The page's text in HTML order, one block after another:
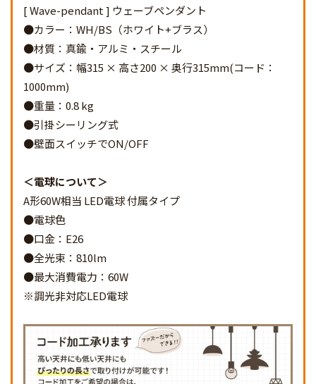
[ Wave-pendant ] ウェーブペンダント
●カラー：WH/BS（ホワイト+ブラス）
●材質：真鍮・アルミ・スチール
●サイズ：幅315 × 高さ200 × 奥行315mm(コード：
1000mm)
●重量：0.8 kg
●引掛シーリング式
●壁面スイッチでON/OFF
電球について
A形60W相当 LED電球 付属タイプ
●電球色
●口金：E26
●全光束：810lm
●最大消費電力：60W
※調光非対応LED電球